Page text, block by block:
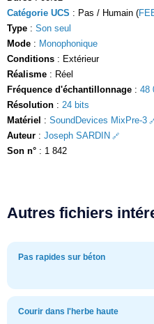
Catégorie UCS : Pas / Humain (
Type : Son seul
Mode : Monophonique
Conditions : Extérieur
Réalisme : Réel
Fréquence d'échantillonnage : 48
Résolution : 24 bits
Matériel : SoundDevices MixPre-3
Auteur : Joseph SARDIN
Son n° : 1 842
Autres fichiers
Pas rapides sur béton
Courir dans l'herbe haute